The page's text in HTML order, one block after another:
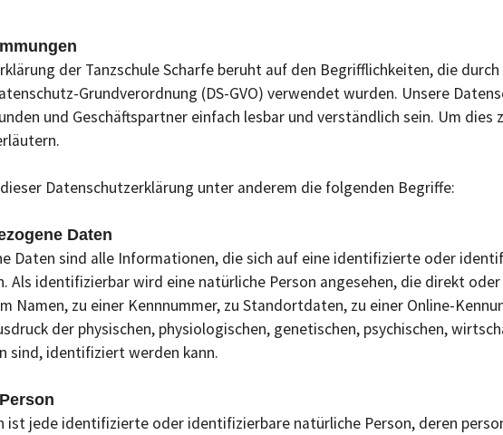
der Tanzschule Scharfe beruht auf den Begrifflichkeiten, die
Grundverordnung (DS-GVO) verwendet wurden. Unsere
und Geschäftspartner einfach lesbar und verständlich sein. Um
Datenschutzerklärung unter anderem die folgenden Begriffe:
Daten
Daten sind alle Informationen, die sich auf eine identifizierte oder
Als identifizierbar wird eine natürliche Person angesehen, die direkt
Namen, zu einer Kennnummer, zu Standortdaten, zu einer Online-
der physischen, physiologischen, genetischen, psychischen,
sind, identifiziert werden kann.
ist jede identifizierte oder identifizierbare natürliche Person, deren